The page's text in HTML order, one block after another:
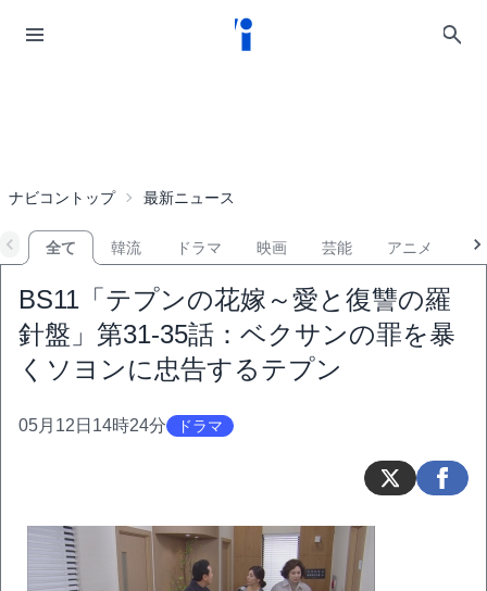
ナビコントップ 最新ニュース
全て 韓流 ドラマ 映画 芸能 アニメ
BS11「テプンの花嫁～愛と復讐の羅
針盤」第31-35話：ベクサンの罪を暴
くソヨンに忠告するテプン
05月12日14時24分 ドラマ